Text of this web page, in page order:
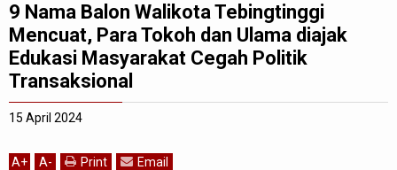
9 Nama Balon Walikota Tebingtinggi
Mencuat, Para Tokoh dan Ulama diajak
Edukasi Masyarakat Cegah Politik
Transaksional
15 April 2024
A+ A- Print Email